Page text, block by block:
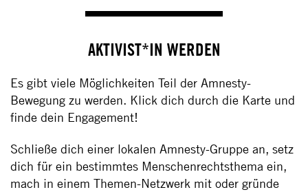
AKTIVIST*IN WERDEN
Es gibt viele Möglichkeiten Teil der Amnesty-
Bewegung zu werden. Klick dich durch die Karte und
finde dein Engagement!
Schließe dich einer lokalen Amnesty-Gruppe an, setz
dich für ein bestimmtes Menschenrechtsthema ein,
mach in einem Themen-Netzwerk mit oder gründe